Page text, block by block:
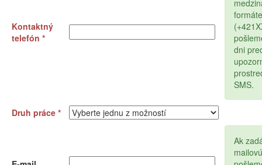
Kontaktný
telefón *
formáte
dni
SMS.
Druh práce *
Ak